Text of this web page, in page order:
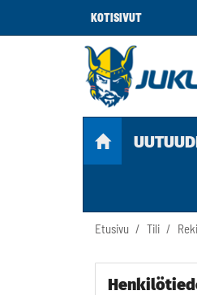
KOTISIVUT
Etusivu Tili